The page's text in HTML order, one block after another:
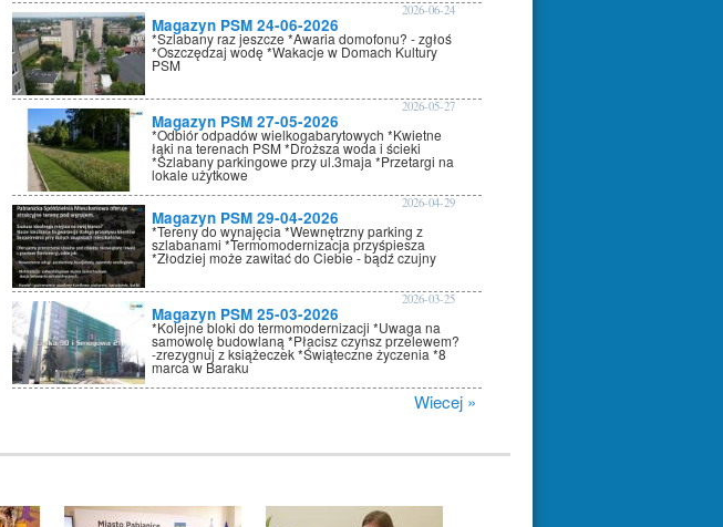
Magazyn PSM 24-06-2026
2026-06-24
*Szlabany raz jeszcze *Awaria domofonu? - zgłoś
*Oszczędzaj wodę *Wakacje w Domach Kultury
PSM
Magazyn PSM 27-05-2026
2026-05-27
*Odbiór odpadów wielkogabarytowych *Kwietne
łąki na terenach PSM *Droższa woda i ścieki
*Szlabany parkingowe przy ul.3maja *Przetargi na
lokale użytkowe
Magazyn PSM 29-04-2026
2026-04-29
*Tereny do wynajęcia *Wewnętrzny parking z
szlabanami *Termomodernizacja przyśpiesza
*Złodziej może zawitać do Ciebie - bądź czujny
Magazyn PSM 25-03-2026
2026-03-25
*Kolejne bloki do termomodernizacji *Uwaga na
samowolę budowlaną *Płacisz czynsz przelewem?
-zrezygnuj z książeczek *Świąteczne życzenia *8
marca w Baraku
Wiecej »